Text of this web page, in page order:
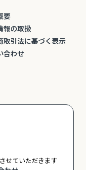
要
報の取扱
取引法に基づく表示
合わせ
せていただきます